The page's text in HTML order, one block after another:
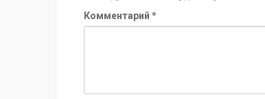
Комментарий *